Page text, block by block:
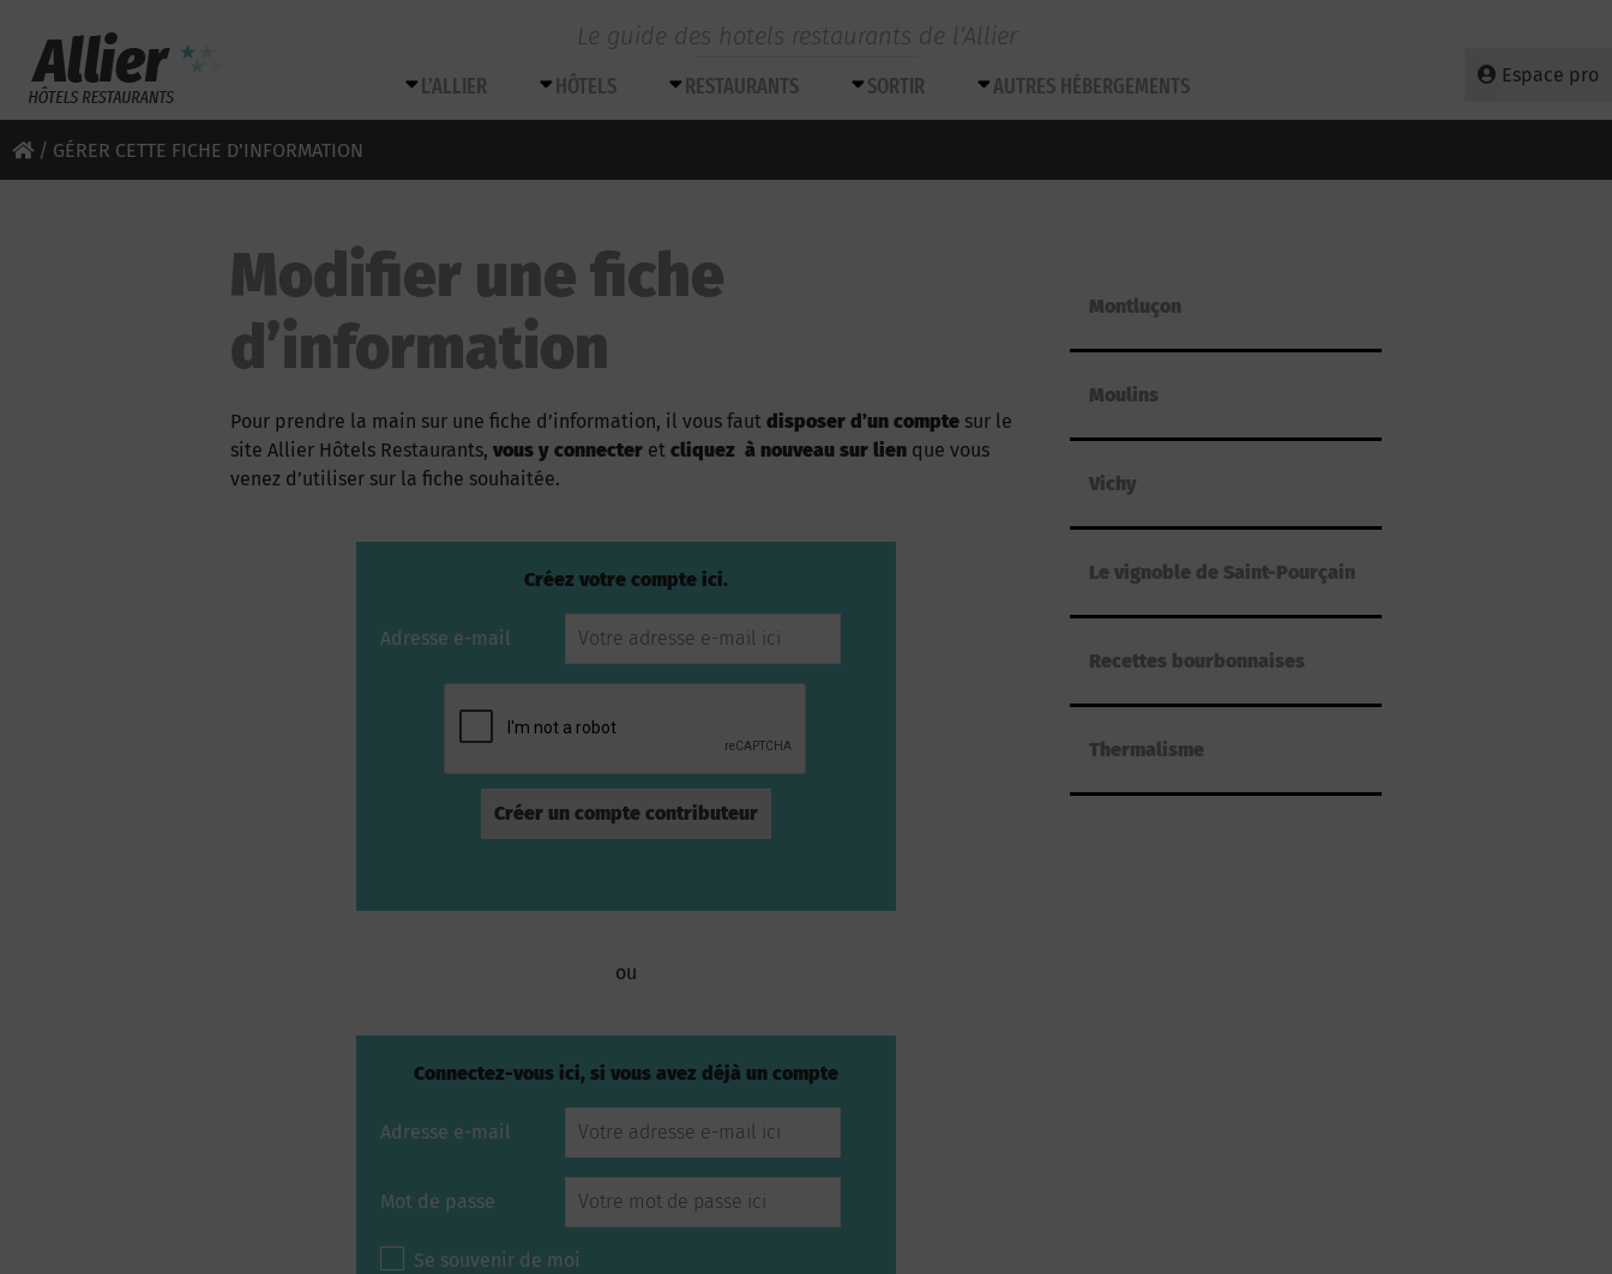
Le guide des hotels restaurants de l’Allier
Espace pro
L’ALLIER HÔTELS RESTAURANTS SORTIR AUTRES HÉBERGEMENTS
/ GÉRER CETTE FICHE D’INFORMATION
Modifier une fiche
d’information
Pour prendre la main sur une fiche d’information, il vous faut disposer d’un compte sur le
site Allier Hôtels Restaurants, vous y connecter et cliquez à nouveau sur lien que vous
venez d’utiliser sur la fiche souhaitée.
Créez votre compte ici.
Adresse e-mail
ou
Connectez-vous ici, si vous avez déjà un compte
Adresse e-mail
Mot de passe
Se souvenir de moi
Montluçon
Moulins
Vichy
Le vignoble de Saint-Pourçain
Recettes bourbonnaises
Thermalisme